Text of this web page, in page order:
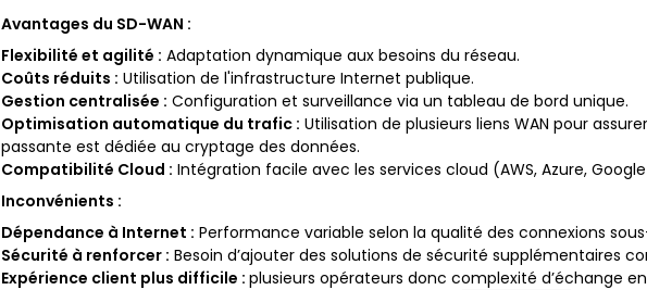
Avantages du SD-WAN :
Flexibilité et agilité : Adaptation dynamique aux besoins du réseau.
Coûts réduits : Utilisation de l'infrastructure Internet publique.
Gestion centralisée : Configuration et surveillance via un tableau de bord unique.
Optimisation automatique du trafic : Utilisation de plusieurs liens WAN pour
passante est dédiée au cryptage des données.
Compatibilité Cloud : Intégration facile avec les services cloud (AWS, Azure,
Inconvénients :
Dépendance à Internet : Performance variable selon la qualité des connexions
Sécurité à renforcer : Besoin d’ajouter des solutions de sécurité supplémentaires
Expérience client plus difficile : plusieurs opérateurs donc complexité d’échange